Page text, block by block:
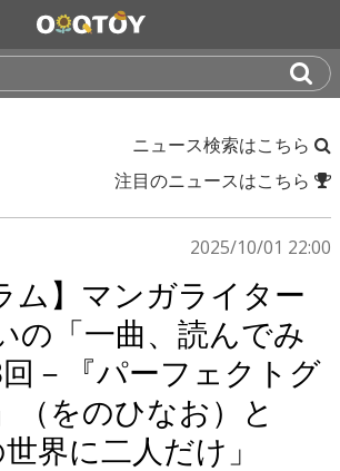
ニュース検索はこちら
注目のニュースはこちら
2025/10/01 22:00
ム】マンガライター
の「一曲、読んでみ
－『パーフェクトグ
（をのひなお）と
界に二人だけ」